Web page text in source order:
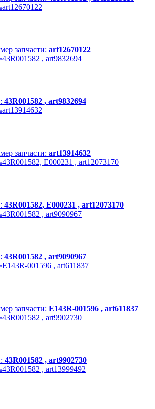
запчасти: art12670122
43R001582 , art9832694
запчасти: art13914632
43R001582, E000231 , art12073170
43R001582 , art9090967
запчасти: E143R-001596 , art611837
43R001582 , art9902730